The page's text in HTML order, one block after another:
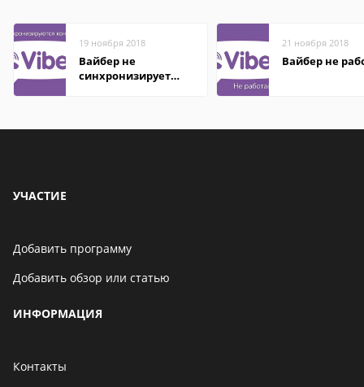
19 ноября 2018
Вайбер не
синхронизирует
21 ноября 2018
Вайбер не
УЧАСТИЕ
Добавить программу
Добавить обзор или статью
ИНФОРМАЦИЯ
Контакты